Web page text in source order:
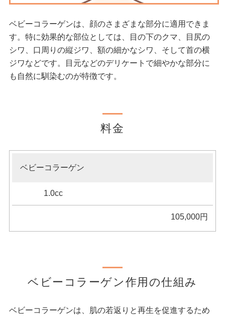
ベビーコラーゲンは、顔のさまざまな部分に適用できま
す。特に効果的な部位としては、目の下のクマ、目尻の
シワ、口周りの縦ジワ、額の細かなシワ、そして首の横
ジワなどです。目元などのデリケートで細やかな部分に
も自然に馴染むのが特徴です。
料金
施
ベビーコラーゲン
1.0cc
105,000円
ベビーコラーゲン作用の仕組み
ベビーコラーゲンは、肌の若返りと再生を促進するため